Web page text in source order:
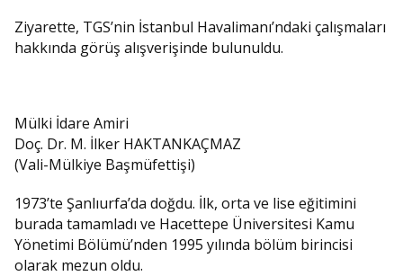
Ziyarette, TGS’nin İstanbul Havalimanı’ndaki çalışmaları
hakkında görüş alışverişinde bulunuldu.
Mülki İdare Amiri
Doç. Dr. M. İlker HAKTANKAÇMAZ
(Vali-Mülkiye Başmüfettişi)
1973’te Şanlıurfa’da doğdu. İlk, orta ve lise eğitimini
burada tamamladı ve Hacettepe Üniversitesi Kamu
Yönetimi Bölümü’nden 1995 yılında bölüm birincisi
olarak mezun oldu.